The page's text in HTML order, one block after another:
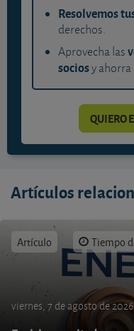
Resolvemos
derechos.
Aprovecha las
sociosy ahorra
QUIERO
Artículos
Artículo Tiempo
viernes, 7 de agosto de 2026